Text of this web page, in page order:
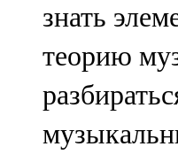
знать
теорию